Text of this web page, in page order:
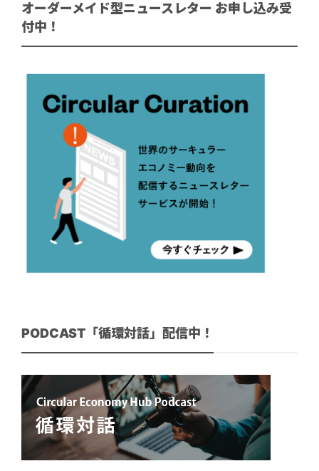
オーダーメイド型ニュースレター お申し込み受
付中！
PODCAST「循環対話」配信中！